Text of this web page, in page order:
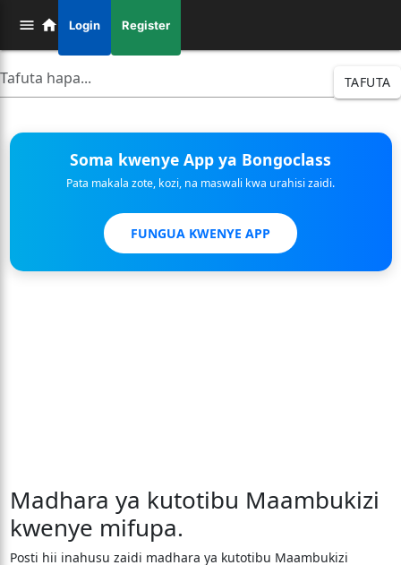
Login Register
TAFUTA
Soma kwenye App ya Bongoclass
Pata makala zote, kozi, na maswali kwa urahisi zaidi.
FUNGUA KWENYE APP
Madhara ya kutotibu Maambukizi
kwenye mifupa.
Posti hii inahusu zaidi madhara ya kutotibu Maambukizi